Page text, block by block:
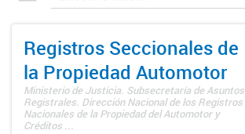
Registros Seccionales de
la Propiedad Automotor
Ministerio de Justicia. Subsecretaría de Asuntos
Registrales. Dirección Nacional de los Registros
Nacionales de la Propiedad del Automotor y
Créditos ...